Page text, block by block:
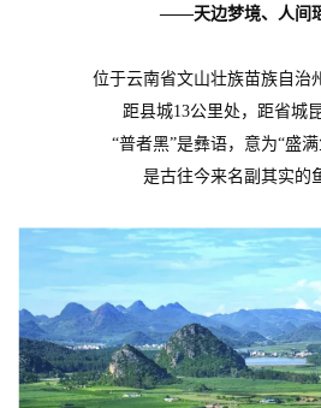
——天边梦境、人
位于云南省文山壮族苗族自治
距县城13公里处，距省城
“普者黑”是彝语，意为“盛满
是古往今来名副其实的